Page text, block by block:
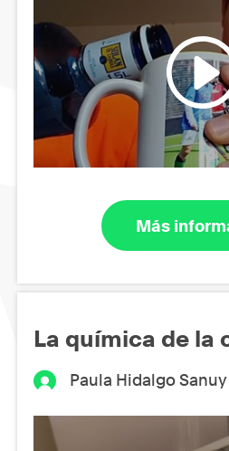
Más
La química de la
Paula Hidalgo Sanuy